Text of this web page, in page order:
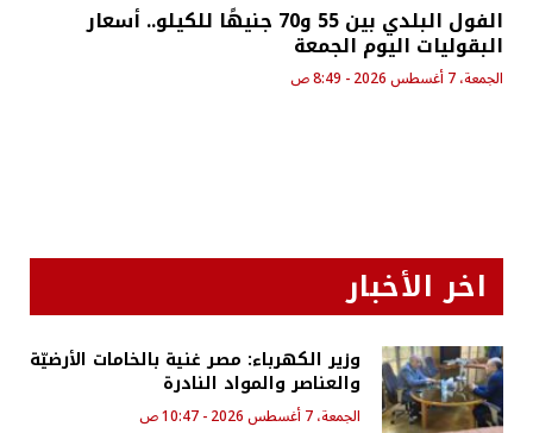
الفول البلدي بين 55 و70 جنيهًا للكيلو.. أسعار
البقوليات اليوم الجمعة
الجمعة، 7 أغسطس 2026 - 8:49 ص
اخر الأخبار
وزير الكهرباء: مصر غنية بالخامات الأرضيّة
والعناصر والمواد النادرة
الجمعة، 7 أغسطس 2026 - 10:47 ص